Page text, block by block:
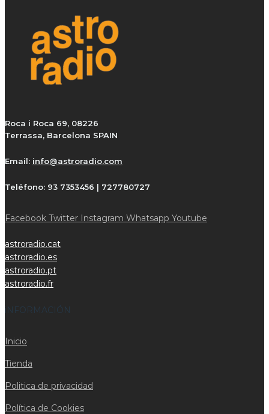
Roca i Roca 69, 08226
Terrassa, Barcelona SPAIN
Email: info@astroradio.com
Teléfono: 93 7353456 | 727780727
Facebook Twitter Instagram Whatsapp Youtube
astroradio.cat
astroradio.es
astroradio.pt
astroradio.fr
iNFORMACIÓN
Inicio
Tienda
Politica de privacidad
Política de Cookies